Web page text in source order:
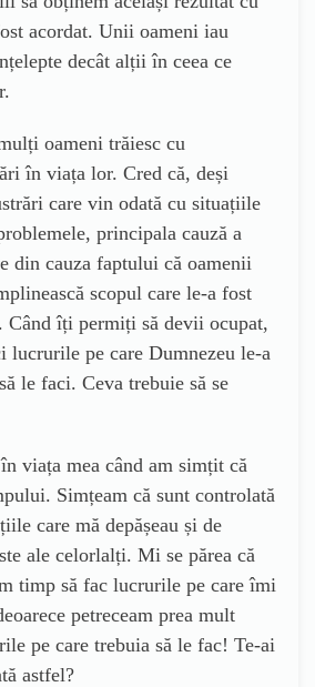
acordat. Unii oameni iau
decât alții în ceea ce
oameni trăiesc cu
în viața lor. Cred că, deși
care vin odată cu situațiile
principala cauză a
din cauza faptului că oamenii
scopul care le-a fost
Când îți permiți să devii ocupat,
lucrurile pe care Dumnezeu le-a
le faci. Ceva trebuie să se
viața mea când am simțit că
Simțeam că sunt controlată
care mă depășeau și de
ale celorlalți. Mi se părea că
timp să fac lucrurile pe care îmi
petreceam prea mult
pe care trebuia să le fac! Te-ai
astfel?